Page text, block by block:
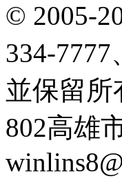
© 2005-
334-
並保留所
802高雄